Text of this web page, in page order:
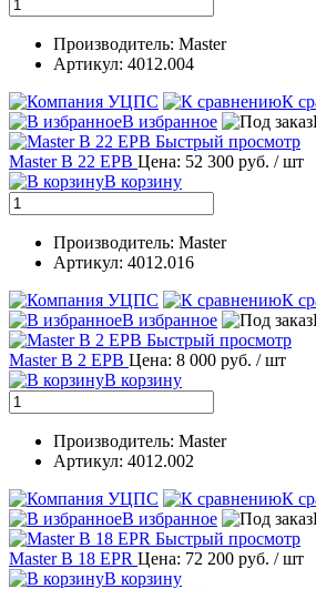
Производитель: Master
Артикул: 4012.004
К
В избранное
Быстрый просмотр
Master B 22 EPB Цена: 52 300 руб. / шт
В корзину
Производитель: Master
Артикул: 4012.016
К
В избранное
Быстрый просмотр
Master B 2 EPB Цена: 8 000 руб. / шт
В корзину
Производитель: Master
Артикул: 4012.002
К
В избранное
Быстрый просмотр
Master B 18 EPR Цена: 72 200 руб. / шт
В корзину